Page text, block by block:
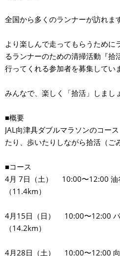
全国から多くのランナーが訪れます
より楽しんで走ってもらうために
るランナーのための清掃活動『拾
行ってくれる参加者を募集してい
みんなで、楽しく「拾活」しまし
■概要
JAL向津具ダブルマラソンのコー
たり、歩いたりしながら拾活（ご
■コース
4月 7日（土） 10:00〜12:00 油
（11.4km）
4月15日（日） 10:00〜12:00 パ
（14.2km）
4月28日（土） 10:00〜12:00 向